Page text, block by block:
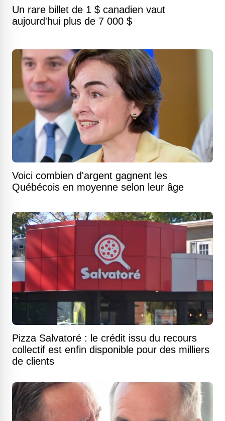
Un rare billet de 1 $ canadien vaut
aujourd'hui plus de 7 000 $
Voici combien d'argent gagnent les
Québécois en moyenne selon leur âge
Pizza Salvatoré : le crédit issu du recours
collectif est enfin disponible pour des milliers
de clients